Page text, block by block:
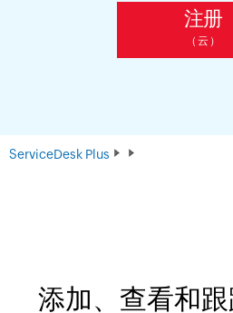
注册
（云）
ServiceDesk Plus
添加、查看和